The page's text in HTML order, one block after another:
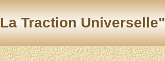
Traction Universelle"